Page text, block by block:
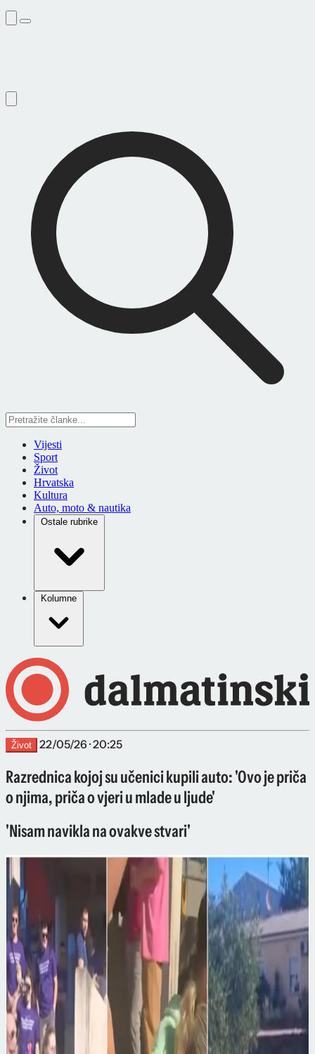
Vijesti
Sport
Život
Hrvatska
Kultura
Auto, moto & nautika
Ostale rubrike
Kolumne
Život 22/05/26 · 20:25
Razrednica kojoj su učenici kupili auto: 'Ovo je priča
o njima, priča o vjeri u mlade u ljude'
'Nisam navikla na ovakve stvari'